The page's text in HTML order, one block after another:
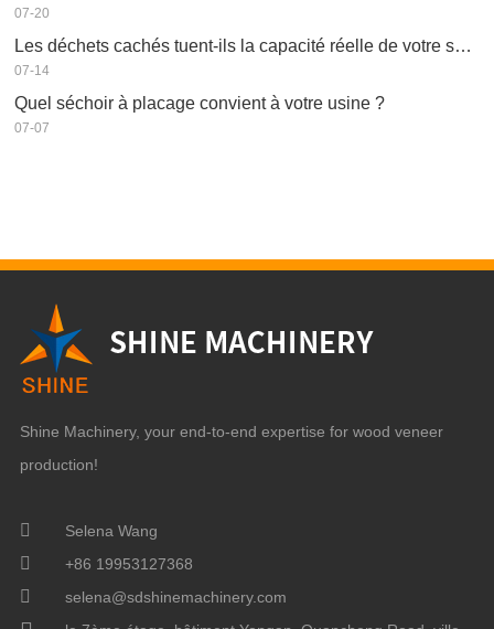
07-20
Les déchets cachés tuent-ils la capacité réelle de votre séchoir à placage ?
07-14
Quel séchoir à placage convient à votre usine ?
07-07
Shine Machinery, your end-to-end expertise for wood veneer
production!
Selena Wang
+86 19953127368
selena@sdshinemachinery.com